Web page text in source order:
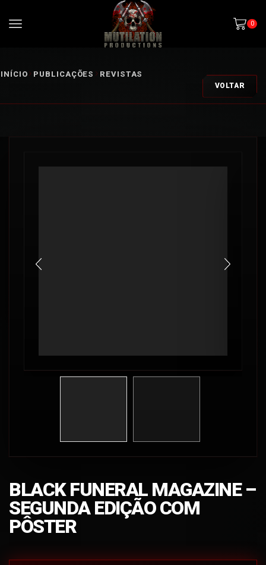
0
INÍCIO PUBLICAÇÕES REVISTAS
VOLTAR
BLACK FUNERAL MAGAZINE –
SEGUNDA EDIÇÃO COM
PÔSTER